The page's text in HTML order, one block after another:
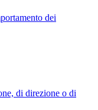
dei
di direzione o di